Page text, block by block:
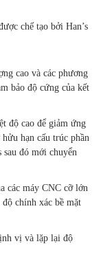
chế tạo bởi Han’s
cao và các phương
bảo độ cứng của kết
độ cao để giảm ứng
hạn cấu trúc phần
sau đó mới chuyển
các máy CNC cỡ lớn
chính xác bề mặt
vị và lặp lại độ